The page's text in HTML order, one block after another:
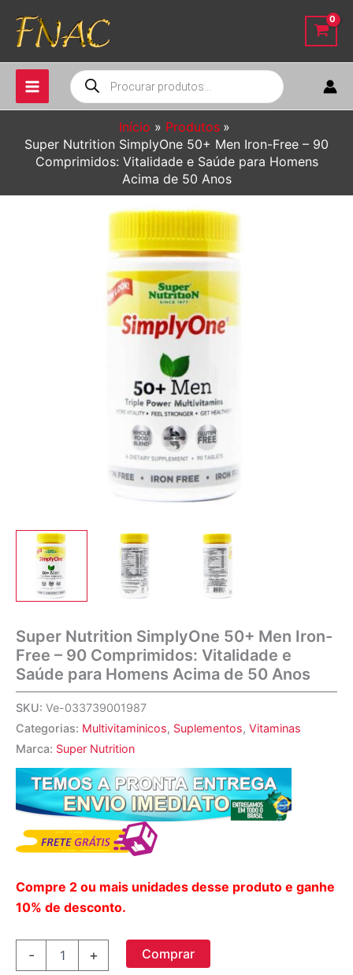
para
conteúdo
Pesquisar
produtos
Início
Produtos
Super Nutrition SimplyOne 50+ Men Iron-Free – 90
Comprimidos: Vitalidade e Saúde para Homens
Acima de 50 Anos
Super Nutrition SimplyOne 50+ Men Iron-
Free – 90 Comprimidos: Vitalidade e
Saúde para Homens Acima de 50 Anos
SKU: Ve-033739001987
Categorias: Multivitaminicos, Suplementos, Vitaminas
Marca: Super Nutrition
Compre 2 ou mais unidades desse produto e ganhe
10% de desconto.
- + Comprar